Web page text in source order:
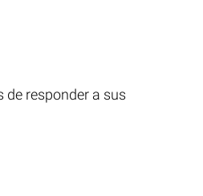
de responder a sus